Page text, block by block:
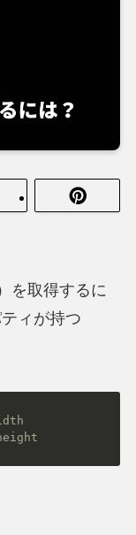
を取得するに
ィが持つ